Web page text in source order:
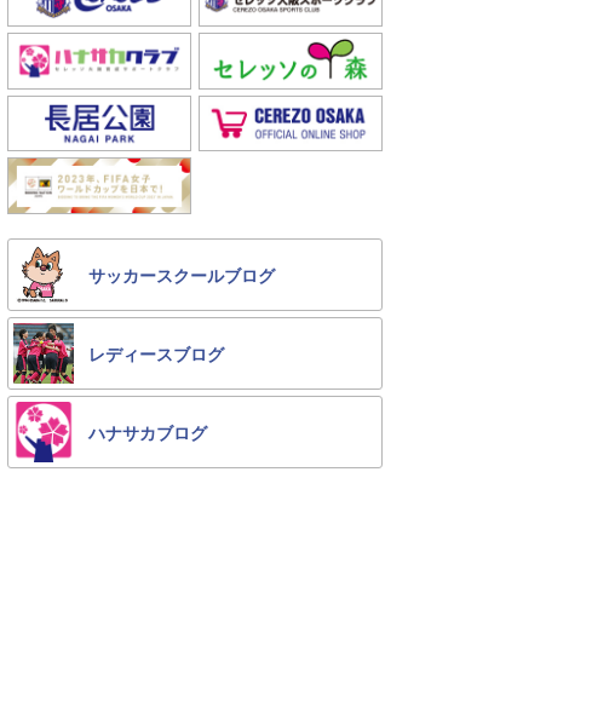
サッカースクールブログ
レディースブログ
ハナサカブログ